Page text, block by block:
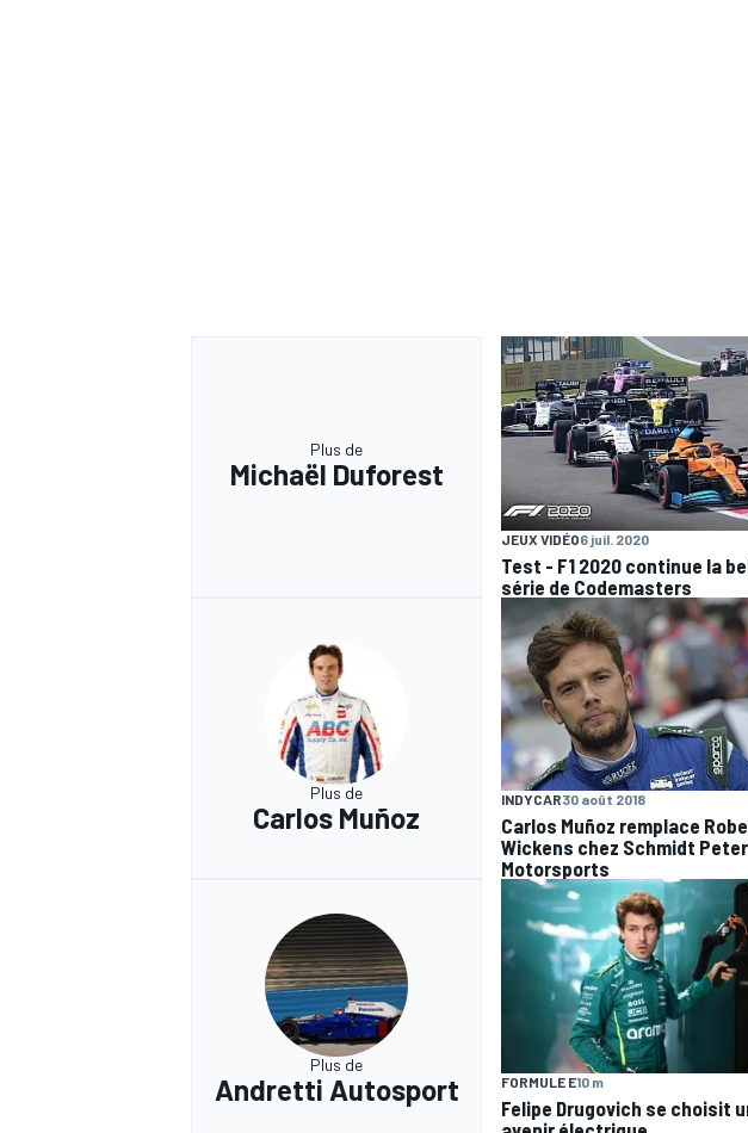
Plus de
Michaël Duforest
JEUX VIDÉO6 juil. 2020
Test - F1 2020 continue la
série de Codemasters
Plus de
Carlos Muñoz
INDYCAR30 août 2018
Carlos Muñoz remplace
Wickens chez Schmidt
Motorsports
Plus de
Andretti Autosport FORMULE E10 m
Felipe Drugovich se choisit